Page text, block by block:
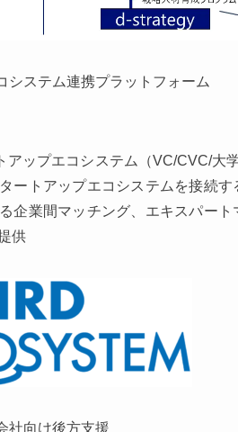
システム連携プラットフォーム
ップエコシステム（VC/CVC/大
ートアップエコシステムを接続
企業間マッチング、エキスパー
供
社向け後方支援